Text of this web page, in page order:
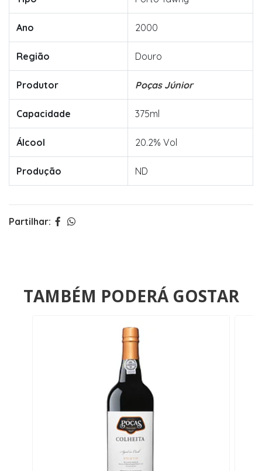
Ano 2000
Região Douro
Produtor Poças Júnior
Capacidade 375ml
Álcool 20.2% Vol
Produção ND
Partilhar:
TAMBÉM PODERÁ GOSTAR